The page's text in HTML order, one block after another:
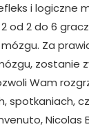
i logiczne
od 2 do 6
Za
zostanie
Wam
spotkaniach,
Nicolas